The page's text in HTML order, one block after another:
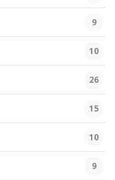
9
10
26
15
10
9